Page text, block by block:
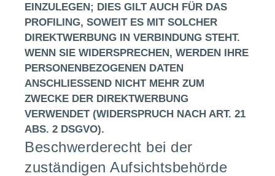
EINZULEGEN; DIES GILT AUCH FÜR DAS
PROFILING, SOWEIT ES MIT SOLCHER
DIREKTWERBUNG IN VERBINDUNG STEHT.
WENN SIE WIDERSPRECHEN, WERDEN IHRE
PERSONENBEZOGENEN DATEN
ANSCHLIESSEND NICHT MEHR ZUM
ZWECKE DER DIREKTWERBUNG
VERWENDET (WIDERSPRUCH NACH ART. 21
ABS. 2 DSGVO).
Beschwerderecht bei der
zuständigen Aufsichtsbehörde